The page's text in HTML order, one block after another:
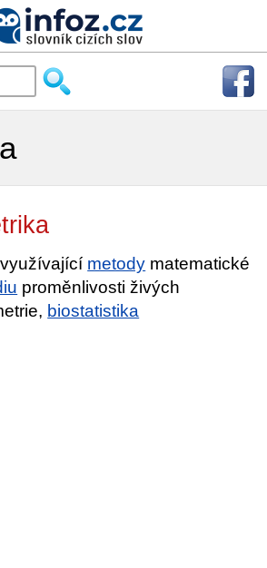
metody matematické
proměnlivosti živých
biostatistika